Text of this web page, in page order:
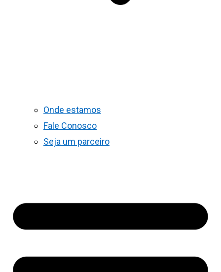
Onde estamos
Fale Conosco
Seja um parceiro